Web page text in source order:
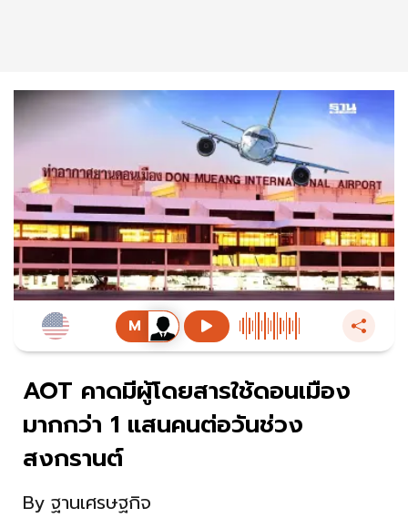
AOT คาดมีผู้โดยสารใช้ดอนเมือง
มากกว่า 1 แสนคนต่อวันช่วง
สงกรานต์
By ฐานเศรษฐกิจ